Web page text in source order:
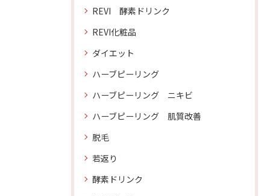
REVI 酵素ドリンク
REVI化粧品
ダイエット
ハーブピーリング
ハーブピーリング ニキビ
ハーブピーリング 肌質改善
脱毛
若返り
酵素ドリンク